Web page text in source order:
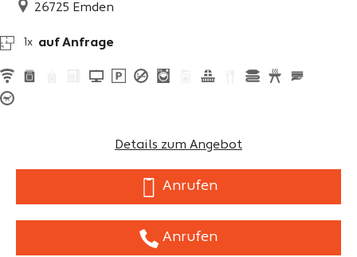
26725 Emden
1x auf Anfrage
Details zum Angebot
Anrufen
Anrufen